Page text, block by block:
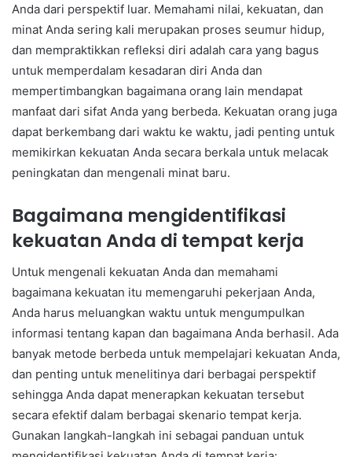
Anda dari perspektif luar. Memahami nilai, kekuatan, dan
minat Anda sering kali merupakan proses seumur hidup,
dan mempraktikkan refleksi diri adalah cara yang bagus
untuk memperdalam kesadaran diri Anda dan
mempertimbangkan bagaimana orang lain mendapat
manfaat dari sifat Anda yang berbeda. Kekuatan orang juga
dapat berkembang dari waktu ke waktu, jadi penting untuk
memikirkan kekuatan Anda secara berkala untuk melacak
peningkatan dan mengenali minat baru.
Bagaimana mengidentifikasi
kekuatan Anda di tempat kerja
Untuk mengenali kekuatan Anda dan memahami
bagaimana kekuatan itu memengaruhi pekerjaan Anda,
Anda harus meluangkan waktu untuk mengumpulkan
informasi tentang kapan dan bagaimana Anda berhasil. Ada
banyak metode berbeda untuk mempelajari kekuatan Anda,
dan penting untuk menelitinya dari berbagai perspektif
sehingga Anda dapat menerapkan kekuatan tersebut
secara efektif dalam berbagai skenario tempat kerja.
Gunakan langkah-langkah ini sebagai panduan untuk